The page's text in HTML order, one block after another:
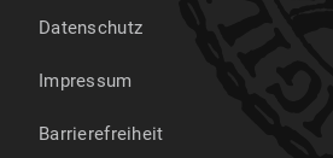
Datenschutz
Impressum
Barrierefreiheit